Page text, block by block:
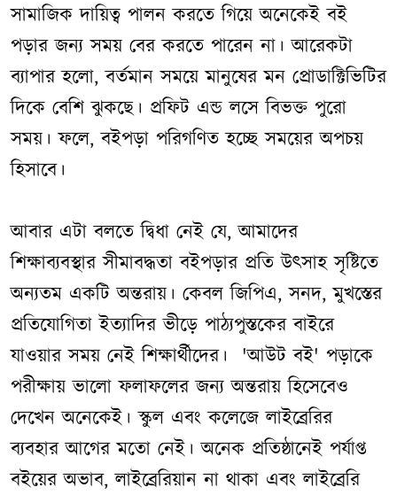
সামাজিক দায়িত্ব পালন করতে গিয়ে অনেকেই বই
পড়ার জন্য সময় বের করতে পারেন না। আরেকটা
ব্যাপার হলো, বর্তমান সময়ে মানুষের মন প্রোডাক্টিভিটির
দিকে বেশি ঝুকছে। প্রফিট এন্ড লসে বিভক্ত পুরো
সময়। ফলে, বইপড়া পরিগণিত হচ্ছে সময়ের অপচয়
হিসাবে।
আবার এটা বলতে দ্বিধা নেই যে, আমাদের
শিক্ষাব্যবস্থার সীমাবদ্ধতা বইপড়ার প্রতি উৎসাহ সৃষ্টিতে
অন্যতম একটি অন্তরায়। কেবল জিপিএ, সনদ, মুখস্তের
প্রতিযোগিতা ইত্যাদির ভীড়ে পাঠ্যপুস্তকের বাইরে
যাওয়ার সময় নেই শিক্ষার্থীদের। 'আউট বই' পড়াকে
পরীক্ষায় ভালো ফলাফলের জন্য অন্তরায় হিসেবেও
দেখেন অনেকেই। স্কুল এবং কলেজে লাইব্রেরির
ব্যবহার আগের মতো নেই। অনেক প্রতিষ্ঠানেই পর্যাপ্ত
বইয়ের অভাব, লাইব্রেরিয়ান না থাকা এবং লাইব্রেরি